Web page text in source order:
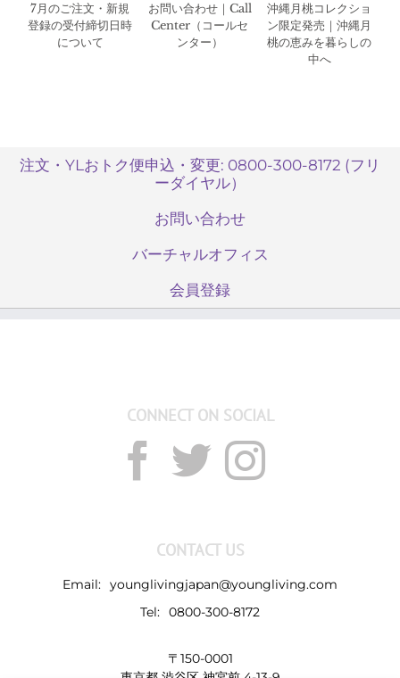
7月のご注文・新規
登録の受付締切日時
について
お問い合わせ｜Call
Center（コールセ
ンター）
沖縄月桃コレクショ
ン限定発売｜沖縄月
桃の恵みを暮らしの
中へ
注文・YLおトク便申込・変更: 0800-300-8172 (フリ
ーダイヤル）
お問い合わせ
バーチャルオフィス
会員登録
CONNECT ON SOCIAL
CONTACT US
Email: younglivingjapan@youngliving.com
Tel: 0800-300-8172
〒150-0001